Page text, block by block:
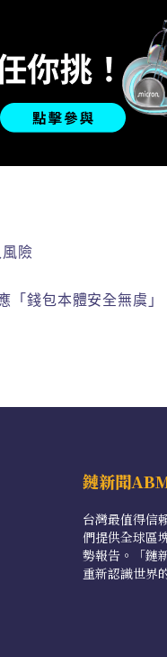
險
錢包本體安全無虞」
鏈新聞
台灣最值得信
們提供全球區
勢報告。「鏈
重新認識世界